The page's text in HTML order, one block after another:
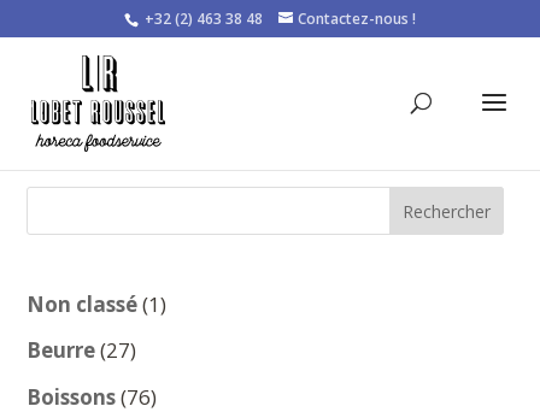
+32 (2) 463 38 48 Contactez-nous !
Rechercher
Non classé 11
Beurre 2727
produits
Boissons 7676